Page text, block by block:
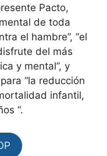
Pacto,
de toda
el hambre”, “el
del más
y mental”, y
“la reducción
infantil,
“.